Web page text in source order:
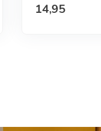
Regulärer
14,95